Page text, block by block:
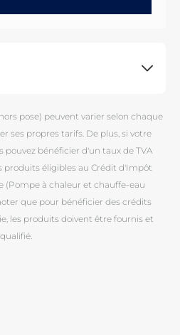
pose) peuvent varier selon chaque
ses propres tarifs. De plus, si votre
pouvez bénéficier d'un taux de TVA
produits éligibles au Crédit d'Impôt
(Pompe à chaleur et chauffe-eau
que pour bénéficier des crédits
les produits doivent être fournis et